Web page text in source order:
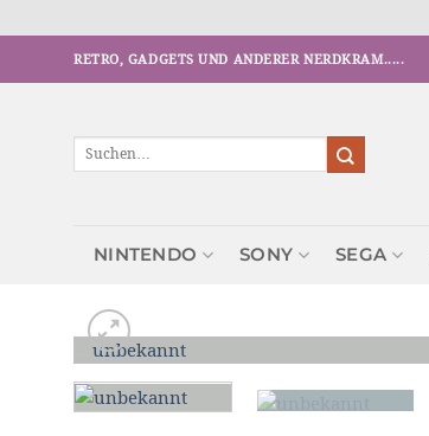
RETRO, GADGETS UND ANDERER NERDKRAM.....
Suchen
NINTENDO SONY SEGA